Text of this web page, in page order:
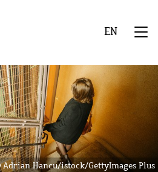
EN
Adrian Hancu/istock/GettyImages Plus